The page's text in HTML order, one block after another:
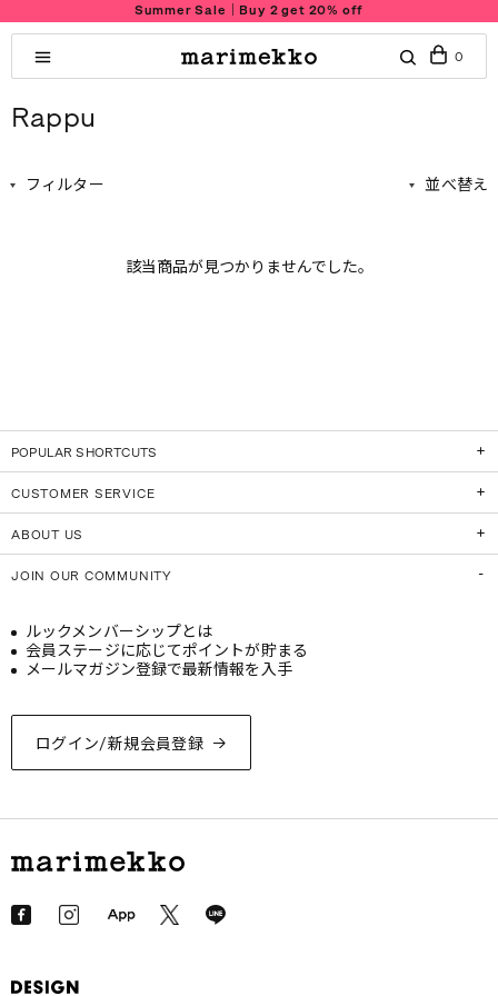
Summer Sale｜Buy 2 get 20% off
0
Rappu
フィルター 並べ替え
該当商品が見つかりませんでした。
POPULAR SHORTCUTS
CUSTOMER SERVICE
ABOUT US
JOIN OUR COMMUNITY
ログイン/新規会員登録
ルックメンバーシップとは
会員ステージに応じてポイントが貯まる
メールマガジン登録で最新情報を入手